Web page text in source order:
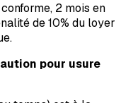
2 mois en
de 10% du loyer
pour usure